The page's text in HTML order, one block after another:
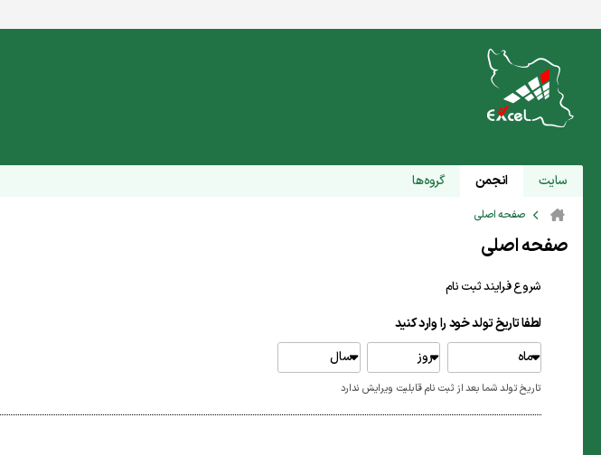
سایت انجمن گروه‌ها
صفحه اصلی
صفحه اصلی
شروع فرایند ثبت نام
لطفا تاریخ تولد خود را وارد کنید
ماه
روز سال
تاریخ تولد شما بعد از ثبت نام قابلیت ویرایش ندارد